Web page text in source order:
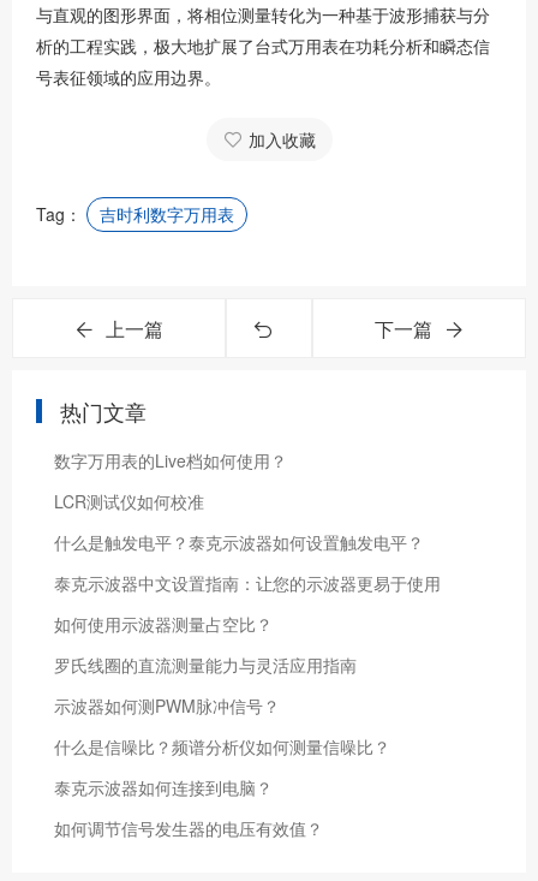
与直观的图形界面，将相位测量转化为一种基于波形捕获与分
析的工程实践，极大地扩展了台式万用表在功耗分析和瞬态信
号表征领域的应用边界。
加入收藏
Tag： 吉时利数字万用表
上一篇 下一篇
热门文章
数字万用表的Live档如何使用？
LCR测试仪如何校准
什么是触发电平？泰克示波器如何设置触发电平？
泰克示波器中文设置指南：让您的示波器更易于使用
如何使用示波器测量占空比？
罗氏线圈的直流测量能力与灵活应用指南
示波器如何测PWM脉冲信号？
什么是信噪比？频谱分析仪如何测量信噪比？
泰克示波器如何连接到电脑？
如何调节信号发生器的电压有效值？